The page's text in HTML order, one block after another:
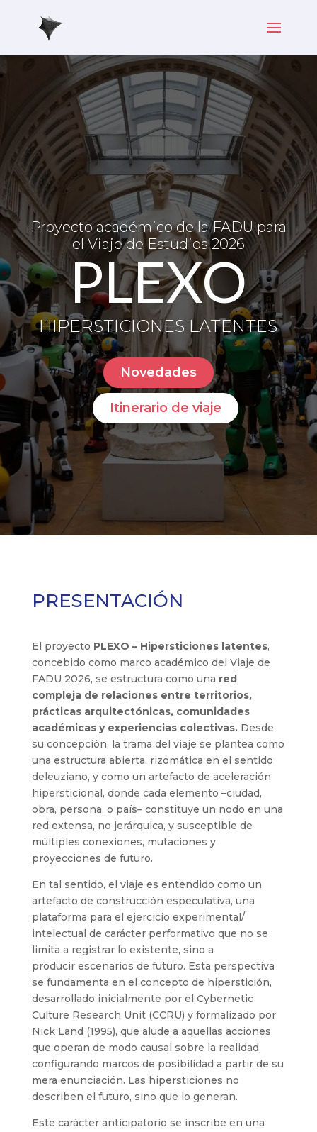
Proyecto académico de la FADU para
el Viaje de Estudios 2026
PLEXO
HIPERSTICIONES LATENTES
Novedades
Itinerario de viaje
PRESENTACIÓN
El proyecto PLEXO – Hipersticiones latentes,
concebido como marco académico del Viaje de
FADU 2026, se estructura como una red
compleja de relaciones entre territorios,
prácticas arquitectónicas, comunidades
académicas y experiencias colectivas.Desde
su concepción, la trama del viaje se plantea como
una estructura abierta, rizomática en el sentido
deleuziano, y como un artefacto de aceleración
hipersticional, donde cada elemento –ciudad,
obra, persona, o país– constituye un nodo en una
red extensa, no jerárquica, y susceptible de
múltiples conexiones, mutaciones y
proyecciones de futuro.
En tal sentido, el viaje es entendido como un
artefacto de construcción especulativa, una
plataforma para el ejercicio experimental/
intelectual de carácter performativo que no se
limita a registrar lo existente, sino a
producir escenarios de futuro. Esta perspectiva
se fundamenta en el concepto de hiperstición,
desarrollado inicialmente por el Cybernetic
Culture Research Unit (CCRU) y formalizado por
Nick Land (1995), que alude a aquellas acciones
que operan de modo causal sobre la realidad,
configurando marcos de posibilidad a partir de su
mera enunciación. Las hipersticiones no
describen el futuro, sino que lo generan.
Este carácter anticipatorio se inscribe en una